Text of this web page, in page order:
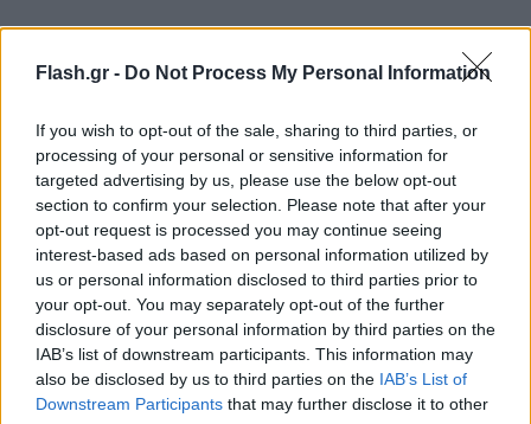
Flash.gr - Do Not Process My Personal Information
If you wish to opt-out of the sale, sharing to third parties, or
processing of your personal or sensitive information for
targeted advertising by us, please use the below opt-out
section to confirm your selection. Please note that after your
opt-out request is processed you may continue seeing
interest-based ads based on personal information utilized by
us or personal information disclosed to third parties prior to
your opt-out. You may separately opt-out of the further
disclosure of your personal information by third parties on the
IAB’s list of downstream participants. This information may
also be disclosed by us to third parties on the IAB’s List of
Downstream Participants that may further disclose it to other
Πειράζοντάς την η Άννα Βίσση με την σειρά της
δήλωσε ότι θα ήθελε και αυτή το ίδιο.